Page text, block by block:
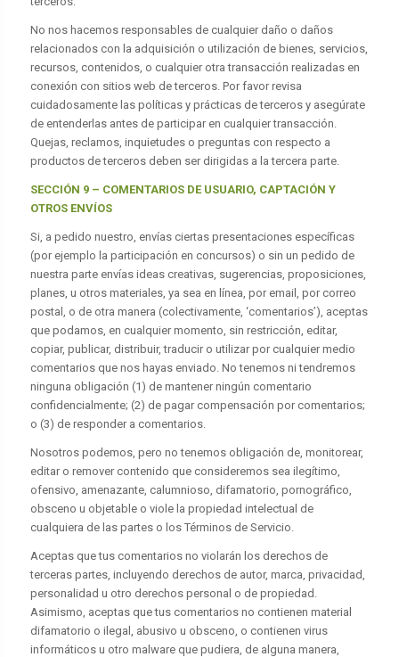
No nos hacemos responsables de cualquier daño o daños
relacionados con la adquisición o utilización de bienes, servicios,
recursos, contenidos, o cualquier otra transacción realizadas en
conexión con sitios web de terceros. Por favor revisa
cuidadosamente las políticas y prácticas de terceros y asegúrate
de entenderlas antes de participar en cualquier transacción.
Quejas, reclamos, inquietudes o preguntas con respecto a
productos de terceros deben ser dirigidas a la tercera parte.
SECCIÓN 9 – COMENTARIOS DE USUARIO, CAPTACIÓN Y
OTROS ENVÍOS
Si, a pedido nuestro, envías ciertas presentaciones específicas
(por ejemplo la participación en concursos) o sin un pedido de
nuestra parte envías ideas creativas, sugerencias, proposiciones,
planes, u otros materiales, ya sea en línea, por email, por correo
postal, o de otra manera (colectivamente, ‘comentarios’), aceptas
que podamos, en cualquier momento, sin restricción, editar,
copiar, publicar, distribuir, traducir o utilizar por cualquier medio
comentarios que nos hayas enviado. No tenemos ni tendremos
ninguna obligación (1) de mantener ningún comentario
confidencialmente; (2) de pagar compensación por comentarios;
o (3) de responder a comentarios.
Nosotros podemos, pero no tenemos obligación de, monitorear,
editar o remover contenido que consideremos sea ilegítimo,
ofensivo, amenazante, calumnioso, difamatorio, pornográfico,
obsceno u objetable o viole la propiedad intelectual de
cualquiera de las partes o los Términos de Servicio.
Aceptas que tus comentarios no violarán los derechos de
terceras partes, incluyendo derechos de autor, marca, privacidad,
personalidad u otro derechos personal o de propiedad.
Asimismo, aceptas que tus comentarios no contienen material
difamatorio o ilegal, abusivo u obsceno, o contienen virus
informáticos u otro malware que pudiera, de alguna manera,